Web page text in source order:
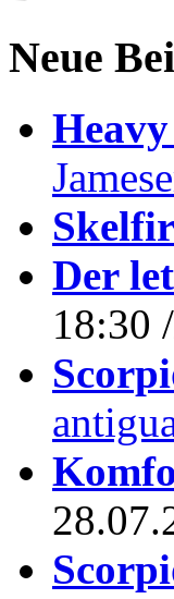
Neue
Der
18:30